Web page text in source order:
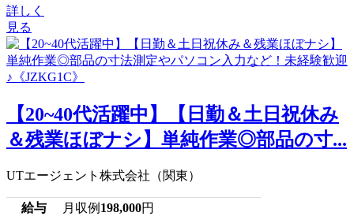
詳しく
見る
【20~40代活躍中】【日勤＆土日祝休み
＆残業ほぼナシ】単純作業◎部品の寸...
UTエージェント株式会社（関東）
給与 月収例 198,000円